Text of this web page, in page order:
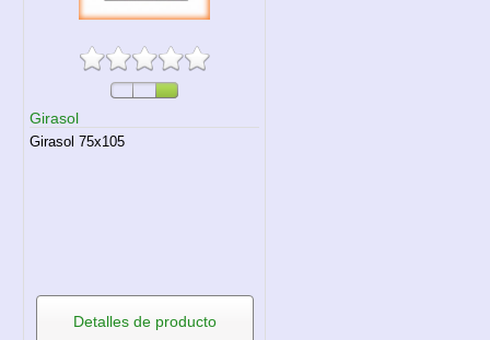
Girasol
Girasol 75x105
Detalles de producto